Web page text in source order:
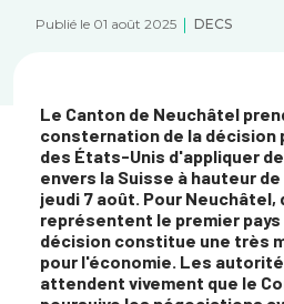
Publié le 01 août 2025 DECS
Le Canton de Neuchâtel
consternation de la décision
des États-Unis d'appliquer
envers la Suisse à hauteur
jeudi 7 août. Pour
représentent le premier
décision constitue une très
pour l'économie. Les
attendent vivement que le